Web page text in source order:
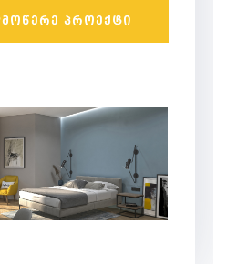
ᲞᲠᲝᲔᲥᲢᲘ